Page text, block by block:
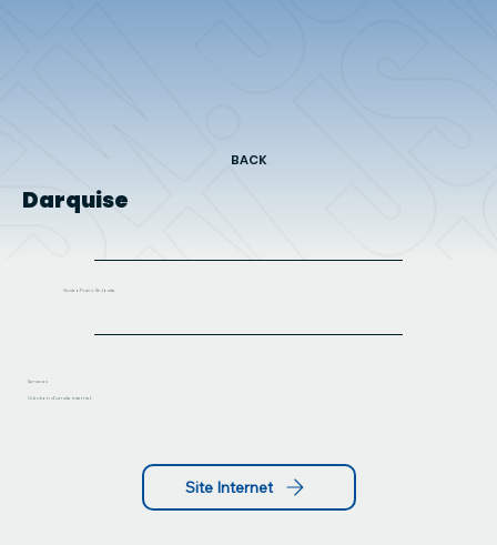
Darquise
BACK
GastroPub à St-Jovite
Services
Création d'un site internet
Site Internet